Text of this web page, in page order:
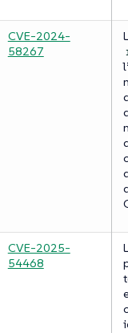
CVE-2024-
58267
CVE-2025-
54468